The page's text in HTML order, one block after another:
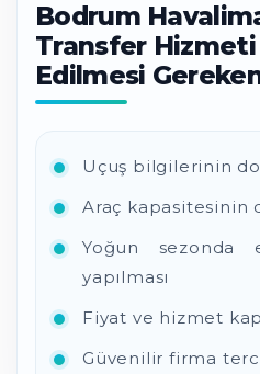
Bodrum
Transfer
Edilmesi
Uçuş bilgilerinin
Araç kapasitesinin
Yoğun sezonda
yapılması
Fiyat ve hizmet
Güvenilir firma